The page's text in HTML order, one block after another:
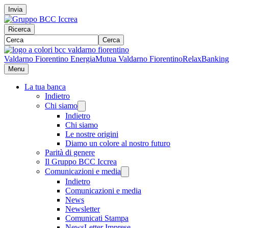
Invia
Ricerca
Cerca
Valdarno Fiorentino EnergiaMutua Valdarno FiorentinoRelaxBanking
Menu
La tua banca
Indietro
Chi siamo
Indietro
Chi siamo
Le nostre origini
Diamo un colore al nostro futuro
Parità di genere
Il Gruppo BCC Iccrea
Comunicazioni e media
Indietro
Comunicazioni e media
News
Newsletter
Comunicati Stampa